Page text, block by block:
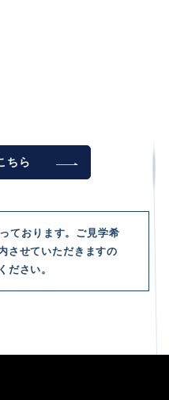
ちら
ております。ご見学希
させていただきますの
ださい。